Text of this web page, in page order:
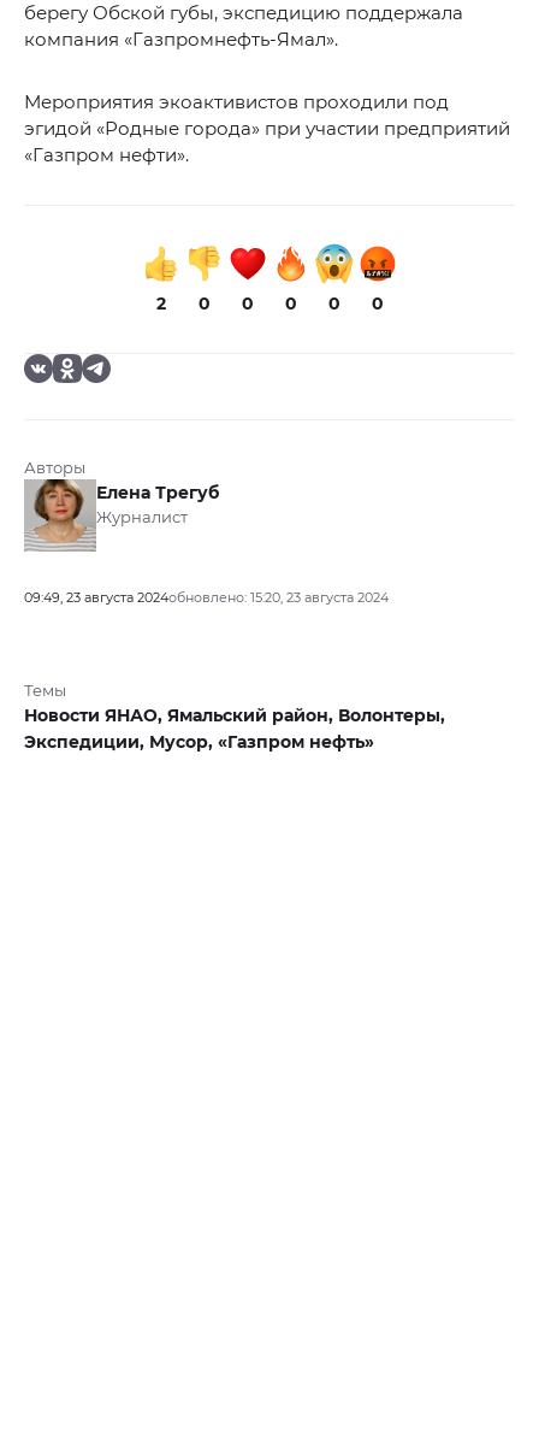
берегу Обской губы, экспедицию поддержала
компания «Газпромнефть-Ямал».
Мероприятия экоактивистов проходили под
эгидой «Родные города» при участии предприятий
«Газпром нефти».
2 0 0 0 0 0
Авторы
Елена Трегуб
Журналист
09:49, 23 августа 2024обновлено: 15:20, 23 августа 2024
Темы
Новости ЯНАО, Ямальский район, Волонтеры,
Экспедиции, Мусор, «Газпром нефть»